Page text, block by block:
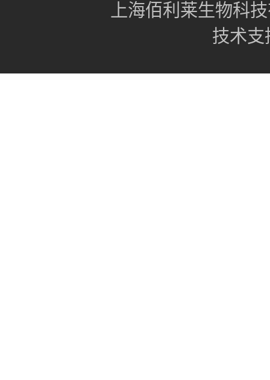
上海佰利莱生物科
技术